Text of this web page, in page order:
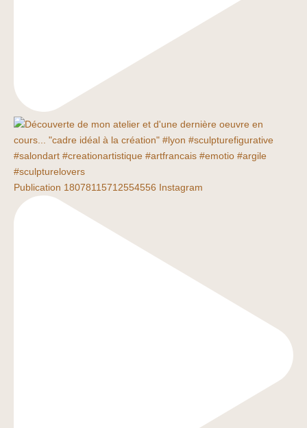
Publication 18078115712554556 Instagram